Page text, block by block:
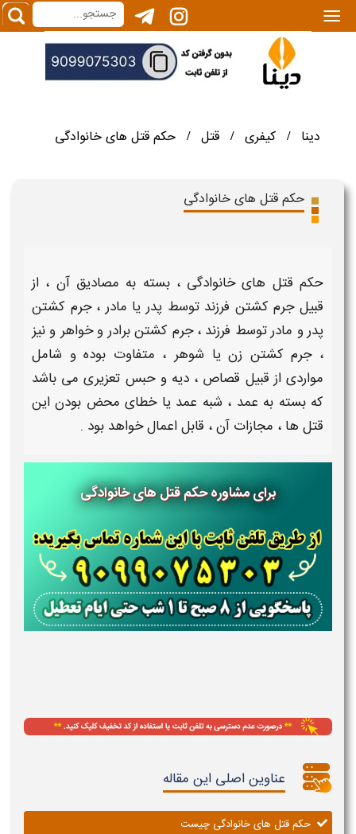
|||
دینا / کیفری / قتل / حکم قتل های خانوادگی
حکم قتل های خانوادگی
حکم قتل های خانوادگی، بسته به مصادیق آن ، از
قبیلجرم کشتن فرزند توسط پدر یا مادر،جرم کشتن
پدر و مادر توسط فرزند،جرم کشتن برادر و خواهر و نیز
،جرم کشتن زن یا شوهر ، متفاوت بوده و شامل
مواردی از قبیل قصاص ، دیه و حبس تعزیری می باشد
که بسته به عمد ، شبه عمد یا خطای محض بودن این
قتل ها ، مجازات آن ، قابل اعمال خواهد بود .
برای مشاوره حکم قتل های خانوادگی
عناوین اصلی این مقاله
حکم قتل های خانوادگی چیست